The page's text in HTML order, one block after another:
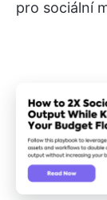
pro sociální